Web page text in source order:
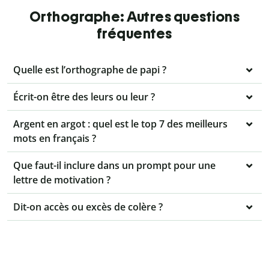
Orthographe: Autres questions
fréquentes
Quelle est l’orthographe de papi ?
Écrit-on être des leurs ou leur ?
Argent en argot : quel est le top 7 des meilleurs
mots en français ?
Que faut-il inclure dans un prompt pour une
lettre de motivation ?
Dit-on accès ou excès de colère ?